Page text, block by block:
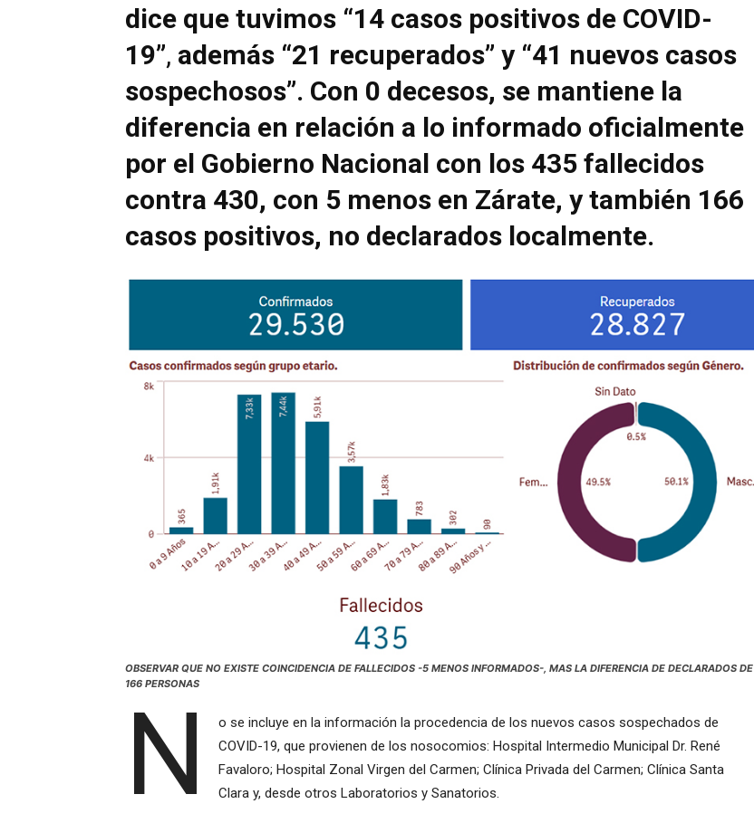
dice que tuvimos “14 casos positivos de COVID-
19”, además “21 recuperados” y “41 nuevos casos
sospechosos”. Con 0 decesos, se mantiene la
diferencia en relación a lo informado oficialmente
por el Gobierno Nacional con los 435 fallecidos
contra 430, con 5 menos en Zárate, y también 166
casos positivos, no declarados localmente.
OBSERVAR QUE NO EXISTE COINCIDENCIA DE FALLECIDOS -5 MENOS INFORMADOS-, MAS LA DIFERENCIA DE DECLARADOS DE
166 PERSONAS
N
o se incluye en la información la procedencia de los nuevos casos sospechados de
COVID-19, que provienen de los nosocomios: Hospital Intermedio Municipal Dr. René
Favaloro; Hospital Zonal Virgen del Carmen; Clínica Privada del Carmen; Clínica Santa
Clara y, desde otros Laboratorios y Sanatorios.